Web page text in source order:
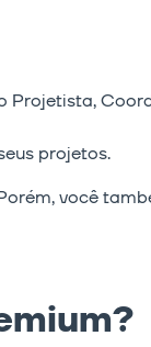
Projetista,
projetos.
você